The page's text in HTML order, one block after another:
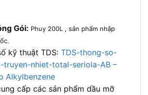
Gói: Phuy 200L , sản phẩm nhập
kỹ thuật TDS: TDS-thong-so-
truyen-nhiet-total-seriola-AB –
Alkylbenzene
cấp các sản phẩm dầu mỡ